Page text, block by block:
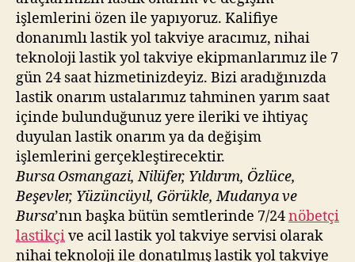
işlemlerini özen ile yapıyoruz. Kalifiye
donanımlı lastik yol takviye aracımız, nihai
teknoloji lastik yol takviye ekipmanlarımız ile 7
gün 24 saat hizmetinizdeyiz. Bizi aradığınızda
lastik onarım ustalarımız tahminen yarım saat
içinde bulunduğunuz yere ileriki ve ihtiyaç
duyulan lastik onarım ya da değişim
işlemlerini gerçekleştirecektir.
Bursa Osmangazi, Nilüfer, Yıldırım, Özlüce,
Beşevler, Yüzüncüyıl, Görükle, Mudanya ve
Bursa’nın başka bütün semtlerinde 7/24nöbetçi
lastikçive acil lastik yol takviye servisi olarak
nihai teknoloji ile donatılmış lastik yol takviye